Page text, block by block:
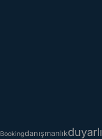
Bookingdanışmanlıkduyarlı